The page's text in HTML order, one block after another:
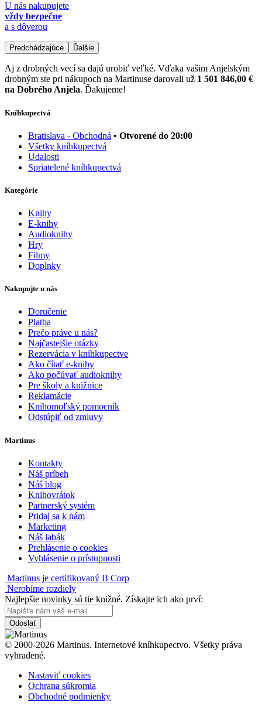
U nás nakupujete
vždy bezpečne
a s dôverou
Predchádzajúce Ďalšie
Aj z drobných vecí sa dajú urobiť veľké. Vďaka vašim Anjelským
drobným ste pri nákupoch na Martinuse darovali už 1 501 846,00 €
na Dobrého Anjela. Ďakujeme!
Kníhkupectvá
Bratislava - Obchodná • Otvorené do 20:00
Všetky kníhkupectvá
Udalosti
Spriatelené kníhkupectvá
Kategórie
Knihy
E-knihy
Audioknihy
Hry
Filmy
Doplnky
Nakupujte u nás
Doručenie
Platba
Prečo práve u nás?
Najčastejšie otázky
Rezervácia v kníhkupectve
Ako čítať e-knihy
Ako počúvať audioknihy
Pre školy a knižnice
Reklamácie
Knihomoľský pomocník
Odstúpiť od zmluvy
Martinus
Kontakty
Náš príbeh
Náš blog
Knihovrátok
Partnerský systém
Pridaj sa k nám
Marketing
Náš labák
Prehlásenie o cookies
Vyhlásenie o prístupnosti
Martinus je certifikovaný B Corp
Nerobíme rozdiely
Najlepšie novinky sú tie knižné. Získajte ich ako prví:
Odoslať
© 2000-2026 Martinus. Internetové kníhkupectvo. Všetky práva
vyhradené.
Nastaviť cookies
Ochrana súkromia
Obchodné podmienky